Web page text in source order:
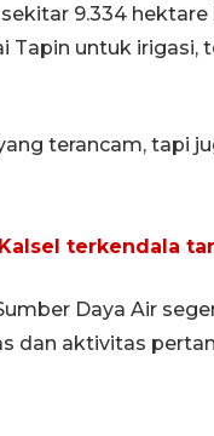
9.334 hektare
Tapin untuk irigasi,
terancam, tapi
terkendala
Daya Air
dan aktivitas
DPRD